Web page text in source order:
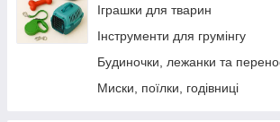
Спортивні аксесуари, сумки
Товари та запчастини для
Іграшки для тварин
Інструменти для грумінгу
Будиночки, лежанки та
Миски, поїлки, годівниці